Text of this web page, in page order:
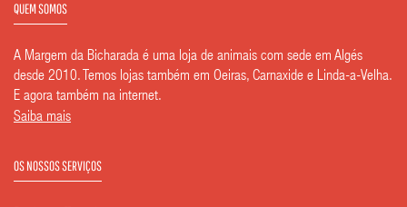
QUEM SOMOS
A Margem da Bicharada é uma loja de animais com sede em Algés
desde 2010. Temos lojas também em Oeiras, Carnaxide e Linda-a-Velha.
E agora também na internet.
Saiba mais
OS NOSSOS SERVIÇOS